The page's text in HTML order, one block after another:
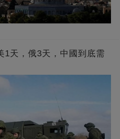
1天，俄3天，中國到底需